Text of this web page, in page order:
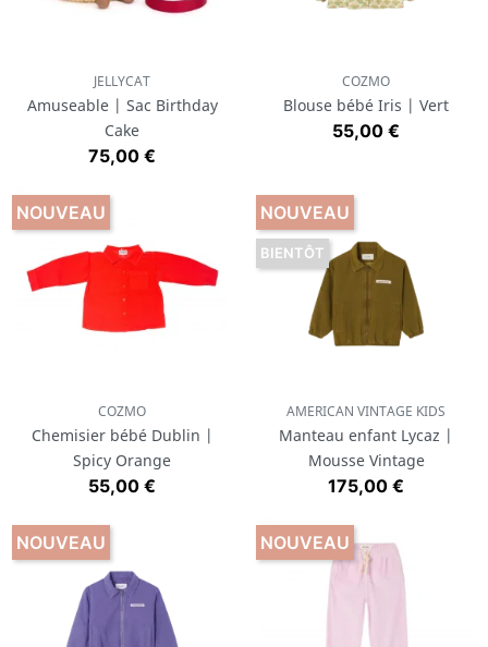
JELLYCAT
Amuseable | Sac Birthday
Cake
Prix
75,00 €
COZMO
Blouse bébé Iris | Vert
Prix
55,00 €
COZMO
Chemisier bébé Dublin |
Spicy Orange
Prix
55,00 €
NOUVEAU
AMERICAN VINTAGE KIDS
Manteau enfant Lycaz |
Mousse Vintage
Prix
175,00 €
NOUVEAU
BIENTÔT
NOUVEAU NOUVEAU